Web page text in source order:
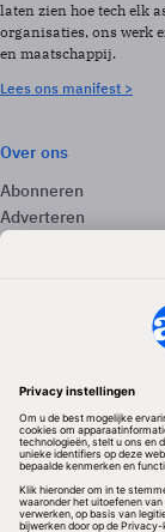
laten zien hoe tech elk
organisaties, ons werk
en maatschappij.
Lees ons manifest >
Over ons
Abonneren
Adverteren
Contact
Redactionele partner